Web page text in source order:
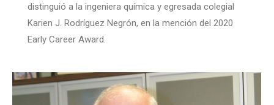
distinguió a la ingeniera química y egresada colegial
Karien J. Rodríguez Negrón, en la mención del 2020
Early Career Award.